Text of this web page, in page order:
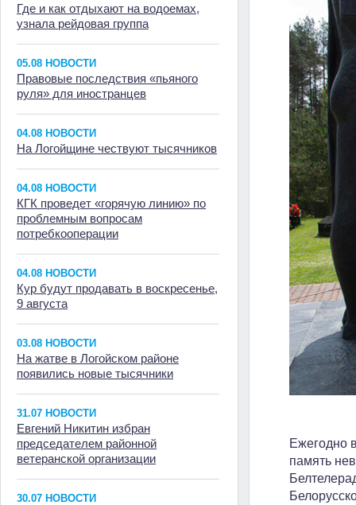
Где и как отдыхают на водоемах,
узнала рейдовая группа
05.08 НОВОСТИ
Правовые последствия «пьяного
руля» для иностранцев
04.08 НОВОСТИ
На Логойщине чествуют тысячников
04.08 НОВОСТИ
КГК проведет «горячую линию» по
проблемным вопросам
потребкооперации
04.08 НОВОСТИ
Кур будут продавать в воскресенье,
9 августа
03.08 НОВОСТИ
На жатве в Логойском районе
появились новые тысячники
31.07 НОВОСТИ
Евгений Никитин избран
председателем районной
ветеранской организации
30.07 НОВОСТИ
Ежегодно
память